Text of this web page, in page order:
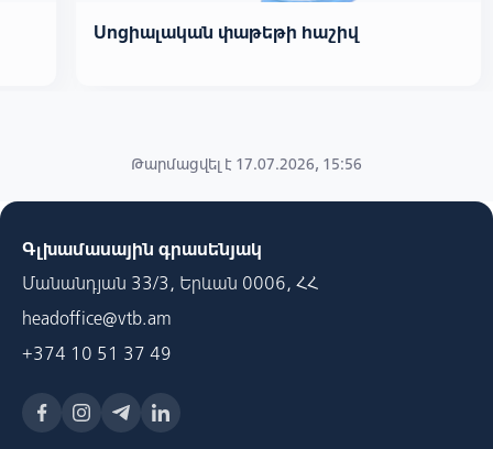
Սոցիալական փաթեթի հաշիվ
Թարմացվել է 17.07.2026, 15:56
Գլխամասային գրասենյակ
Մանանդյան 33/3, Երևան 0006, ՀՀ
headoffice@vtb.am
+374 10 51 37 49